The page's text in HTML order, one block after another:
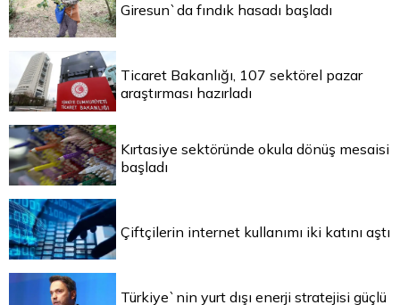
Giresun`da fındık hasadı başladı
Ticaret Bakanlığı, 107 sektörel pazar
araştırması hazırladı
Kırtasiye sektöründe okula dönüş mesaisi
başladı
Çiftçilerin internet kullanımı iki katını aştı
Türkiye`nin yurt dışı enerji stratejisi güçlü